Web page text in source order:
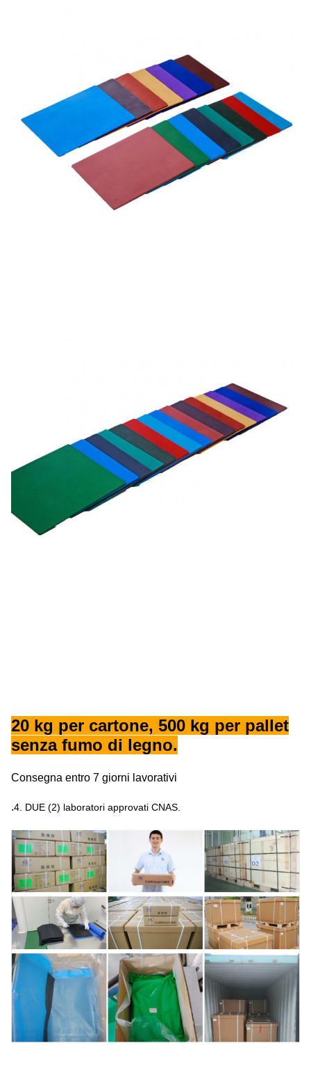
20 kg per cartone, 500 kg per pallet
senza fumo di legno.
Consegna entro 7 giorni lavorativi
.4. DUE (2) laboratori approvati CNAS.